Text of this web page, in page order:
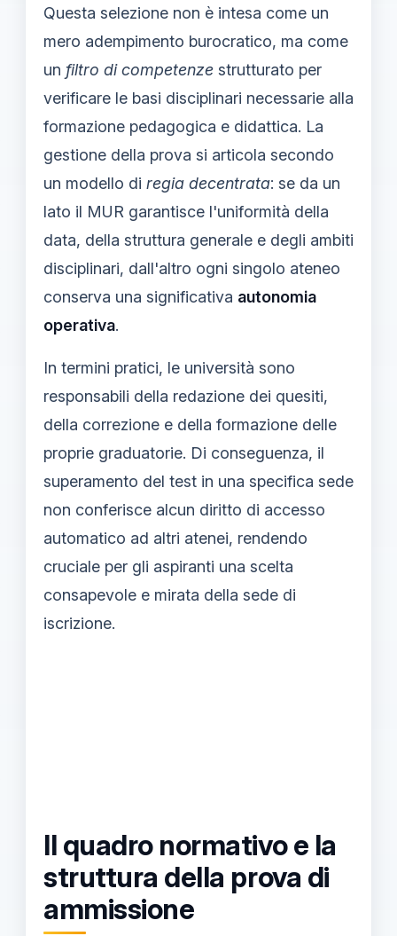
Questa selezione non è intesa come un
mero adempimento burocratico, ma come
un filtro di competenze strutturato per
verificare le basi disciplinari necessarie alla
formazione pedagogica e didattica. La
gestione della prova si articola secondo
un modello di regia decentrata: se da un
lato il MUR garantisce l'uniformità della
data, della struttura generale e degli ambiti
disciplinari, dall'altro ogni singolo ateneo
conserva una significativa autonomia
operativa.
In termini pratici, le università sono
responsabili della redazione dei quesiti,
della correzione e della formazione delle
proprie graduatorie. Di conseguenza, il
superamento del test in una specifica sede
non conferisce alcun diritto di accesso
automatico ad altri atenei, rendendo
cruciale per gli aspiranti una scelta
consapevole e mirata della sede di
iscrizione.
Il quadro normativo e la
struttura della prova di
ammissione